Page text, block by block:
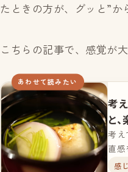
たときの方が、グッと”か
こちらの記事で、感覚が
あわせて読みたい
考
と
考え
直
考
感